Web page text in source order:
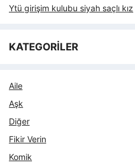
Ytü girişim kulubu siyah saçlı kız
KATEGORİLER
Aile
Aşk
Diğer
Fikir Verin
Komik